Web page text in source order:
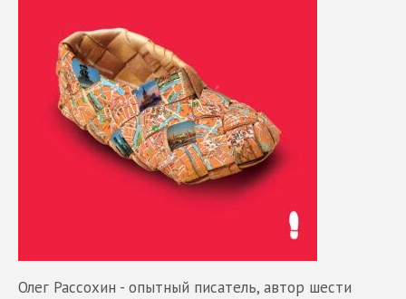
Олег Рассохин - опытный писатель, автор шести